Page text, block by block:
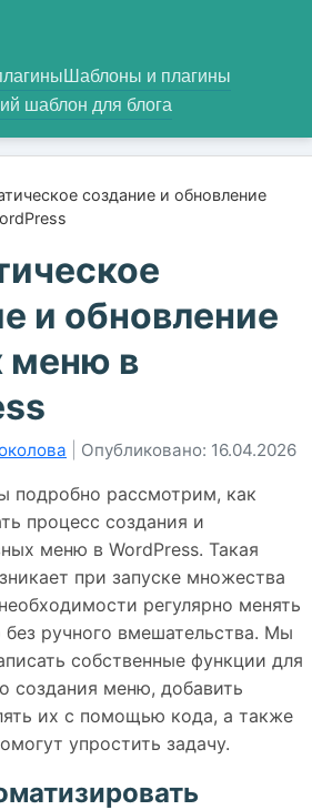
Шаблоны и плагины
шаблон для блога
создание и обновление
и обновление
меню в
Опубликовано: 16.04.2026
подробно рассмотрим, как
процесс создания и
меню в WordPress. Такая
при запуске множества
регулярно менять
ручного вмешательства. Мы
собственные функции для
создания меню, добавить
их с помощью кода, а также
упростить задачу.